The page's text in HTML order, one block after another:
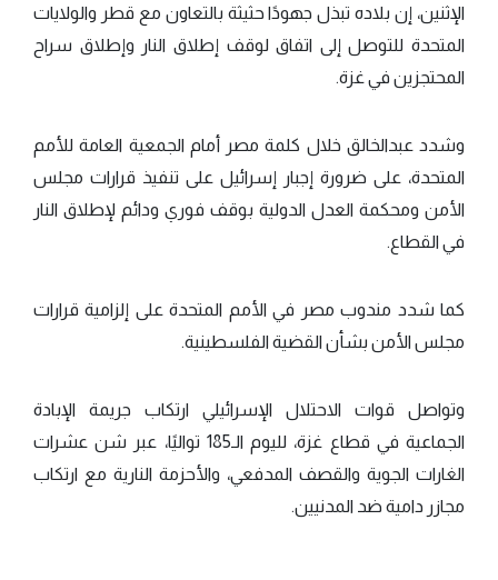
الإثنين، إن بلاده تبذل جهودًا حثيثة بالتعاون مع قطر والولايات
المتحدة للتوصل إلى اتفاق لوقف إطلاق النار وإطلاق سراح
المحتجزين في غزة.
وشدد عبدالخالق خلال كلمة مصر أمام الجمعية العامة للأمم
المتحدة، على ضرورة إجبار إسرائيل على تنفيذ قرارات مجلس
الأمن ومحكمة العدل الدولية بوقف فوري ودائم لإطلاق النار
في القطاع.
كما شدد مندوب مصر في الأمم المتحدة على إلزامية قرارات
مجلس الأمن بشأن القضية الفلسطينية.
وتواصل قوات الاحتلال الإسرائيلي ارتكاب جريمة الإبادة
الجماعية في قطاع غزة، لليوم الـ185 تواليًا، عبر شن عشرات
الغارات الجوية والقصف المدفعي، والأحزمة النارية مع ارتكاب
مجازر دامية ضد المدنيين.